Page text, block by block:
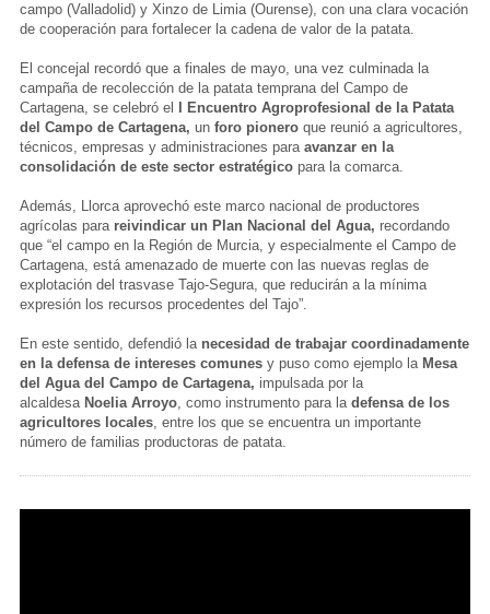
campo (Valladolid) y Xinzo de Limia (Ourense), con una clara vocación
de cooperación para fortalecer la cadena de valor de la patata.
El concejal recordó que a finales de mayo, una vez culminada la
campaña de recolección de la patata temprana del Campo de
Cartagena, se celebró el
I Encuentro Agroprofesional de la Patata
del Campo de Cartagena, unforo pionero que reunió a agricultores,
técnicos, empresas y administraciones paraavanzar en la
consolidación de este sector estratégico para la comarca.
Además, Llorca aprovechó este marco nacional de productores
agrícolas parareivindicar un Plan Nacional del Agua, recordando
que “el campo en la Región de Murcia, y especialmente el Campo de
Cartagena, está amenazado de muerte con las nuevas reglas de
explotación del trasvase Tajo-Segura, que reducirán a la mínima
expresión los recursos procedentes del Tajo”.
En este sentido, defendió lanecesidad de trabajar coordinadamente
en la defensa de intereses comunesy puso como ejemplo la Mesa
del Agua del Campo de Cartagena, impulsada por la
alcaldesa Noelia Arroyo, como instrumento para ladefensa de los
agricultores locales, entre los que se encuentra un importante
número de familias productoras de patata.